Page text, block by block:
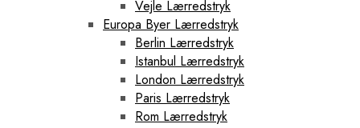
Vejle Lærredstryk
Europa Byer Lærredstryk
Berlin Lærredstryk
Istanbul Lærredstryk
London Lærredstryk
Paris Lærredstryk
Rom Lærredstryk